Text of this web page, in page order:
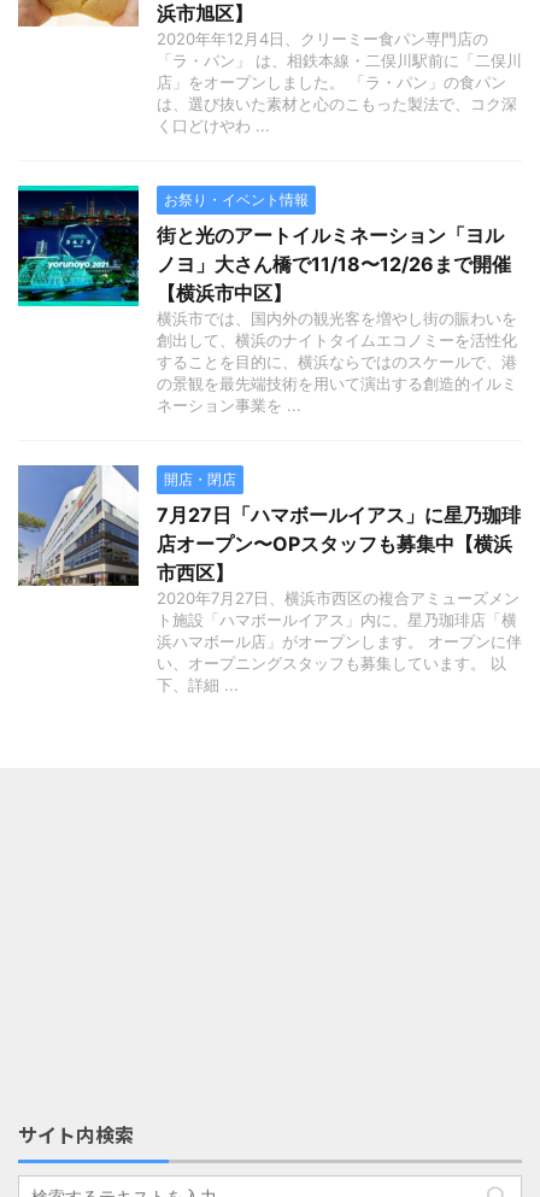
浜市旭区】
2020年年12月4日、クリーミー食パン専門店の
「ラ・パン」 は、相鉄本線・二俣川駅前に「二俣川
店」をオープンしました。 「ラ・パン」の食パン
は、選び抜いた素材と心のこもった製法で、コク深
く口どけやわ ...
お祭り・イベント情報
街と光のアートイルミネーション「ヨル
ノヨ」大さん橋で11/18〜12/26まで開催
【横浜市中区】
横浜市では、国内外の観光客を増やし街の賑わいを
創出して、横浜のナイトタイムエコノミーを活性化
することを目的に、横浜ならではのスケールで、港
の景観を最先端技術を用いて演出する創造的イルミ
ネーション事業を ...
開店・閉店
7月27日「ハマボールイアス」に星乃珈琲
店オープン〜OPスタッフも募集中【横浜
市西区】
2020年7月27日、横浜市西区の複合アミューズメン
ト施設「ハマボールイアス」内に、星乃珈琲店「横
浜ハマボール店」がオープンします。 オープンに伴
い、オープニングスタッフも募集しています。 以
下、詳細 ...
サイト内検索